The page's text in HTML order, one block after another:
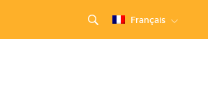
Français